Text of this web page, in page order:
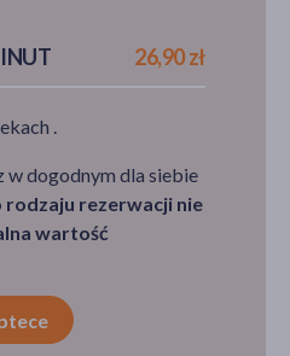
26,90 zł
.
w dogodnym dla siebie
rodzaju rezerwacji nie
wartość